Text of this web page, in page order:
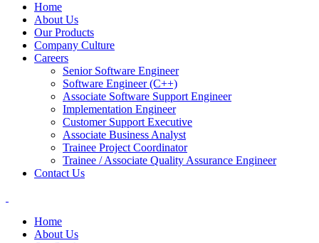
Home
About Us
Our Products
Company Culture
Careers
Senior Software Engineer
Software Engineer (C++)
Associate Software Support Engineer
Implementation Engineer
Customer Support Executive
Associate Business Analyst
Trainee Project Coordinator
Trainee / Associate Quality Assurance Engineer
Contact Us
Home
About Us